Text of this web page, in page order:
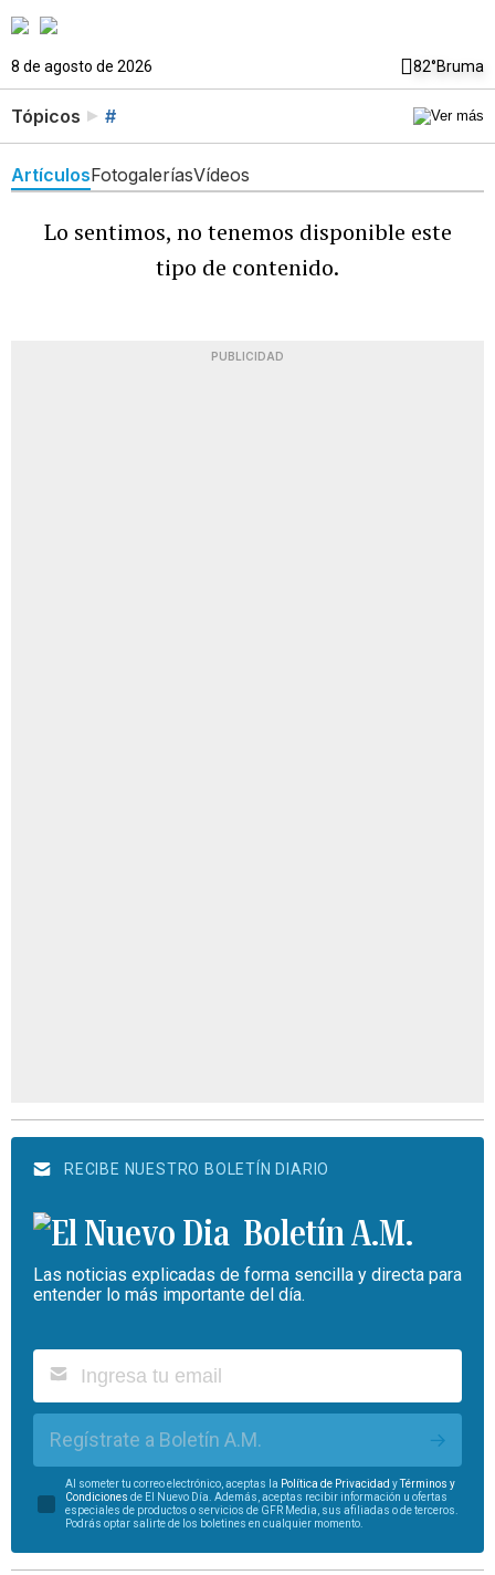
8 de agosto de 2026 82°Bruma
Tópicos #
ArtículosFotogaleríasVídeos
Lo sentimos, no tenemos disponible este
tipo de contenido.
PUBLICIDAD
RECIBE NUESTRO BOLETÍN DIARIO
Boletín A.M.
Las noticias explicadas de forma sencilla y directa para
entender lo más importante del día.
Regístrate a Boletín A.M.
Al someter tu correo electrónico, aceptas la Política de Privacidad yTérminos y
Condiciones de El Nuevo Día. Además, aceptas recibir información u ofertas
especiales de productos o servicios de GFR Media, sus afiliadas o de terceros.
Podrás optar salirte de los boletines en cualquier momento.